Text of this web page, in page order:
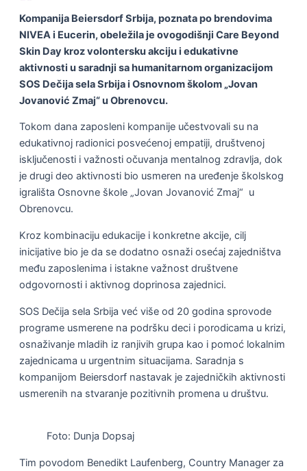
Kompanija Beiersdorf Srbija, poznata po brendovima
NIVEA i Eucerin, obeležila je ovogodišnji Care Beyond
Skin Day kroz volontersku akciju i edukativne
aktivnosti u saradnji sa humanitarnom organizacijom
SOS Dečija sela Srbija i Osnovnom školom „Jovan
Jovanović Zmaj“ u Obrenovcu.
Tokom dana zaposleni kompanije učestvovali su na
edukativnoj radionici posvećenoj empatiji, društvenoj
isključenosti i važnosti očuvanja mentalnog zdravlja, dok
je drugi deo aktivnosti bio usmeren na uređenje školskog
igrališta Osnovne škole „Jovan Jovanović Zmaj“ u
Obrenovcu.
Kroz kombinaciju edukacije i konkretne akcije, cilj
inicijative bio je da se dodatno osnaži osećaj zajedništva
među zaposlenima i istakne važnost društvene
odgovornosti i aktivnog doprinosa zajednici.
SOS Dečija sela Srbija već više od 20 godina sprovode
programe usmerene na podršku deci i porodicama u krizi,
osnaživanje mladih iz ranjivih grupa kao i pomoć lokalnim
zajednicama u urgentnim situacijama. Saradnja s
kompanijom Beiersdorf nastavak je zajedničkih aktivnosti
usmerenih na stvaranje pozitivnih promena u društvu.
Foto: Dunja Dopsaj
Tim povodom Benedikt Laufenberg, Country Manager za